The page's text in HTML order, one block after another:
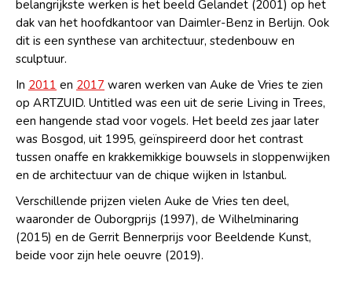
belangrijkste werken is het beeld Gelandet (2001) op het
dak van het hoofdkantoor van Daimler-Benz in Berlijn. Ook
dit is een synthese van architectuur, stedenbouw en
sculptuur.
In 2011 en 2017 waren werken van Auke de Vries te zien
op ARTZUID. Untitled was een uit de serie Living in Trees,
een hangende stad voor vogels. Het beeld zes jaar later
was Bosgod, uit 1995, geïnspireerd door het contrast
tussen onaffe en krakkemikkige bouwsels in sloppenwijken
en de architectuur van de chique wijken in Istanbul.
Verschillende prijzen vielen Auke de Vries ten deel,
waaronder de Ouborgprijs (1997), de Wilhelminaring
(2015) en de Gerrit Bennerprijs voor Beeldende Kunst,
beide voor zijn hele oeuvre (2019).